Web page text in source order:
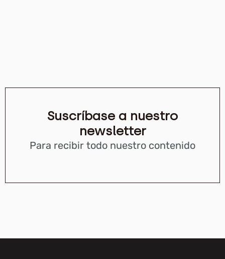
Suscríbase a nuestro
newsletter
Para recibir todo nuestro contenido